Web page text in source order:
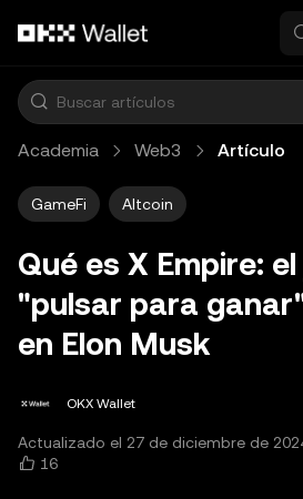
Academia Web3 Artículo
GameFi Altcoin
Qué es X Empire:
"pulsar para
en Elon Musk
OKX Wallet
Actualizado el 27 de diciembre de
16